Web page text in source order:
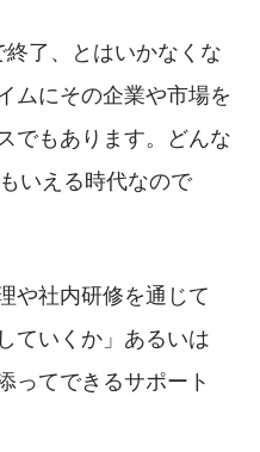
了、とはいかなくな
ムにその企業や市場を
でもあります。どんな
いえる時代なので
や社内研修を通じて
ていくか」あるいは
ってできるサポート